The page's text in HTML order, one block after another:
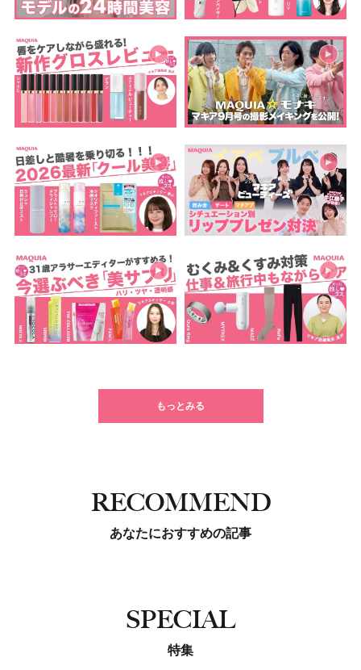
もっとみる
RECOMMEND
あなたにおすすめの記事
SPECIAL
特集